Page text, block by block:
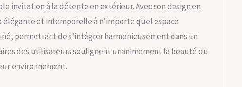
invitation à la détente en extérieur. Avec son design en
et intemporelle à n’importe quel espace
permettant de s’intégrer harmonieusement dans un
des utilisateurs soulignent unanimement la beauté du
environnement.